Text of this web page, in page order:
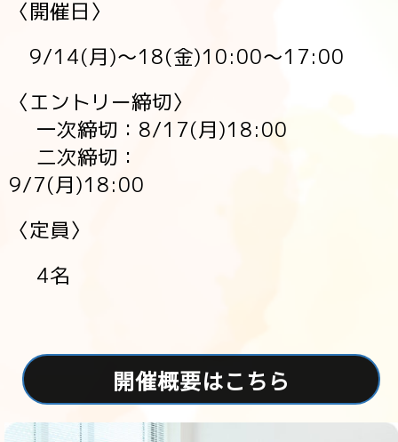
〈開催日〉
9/14(月)～18(金)10:00～17:00
〈エントリー締切〉
一次締切：8/17(月)18:00
二次締切：
9/7(月)18:00
〈定員〉
4名
開催概要はこちら